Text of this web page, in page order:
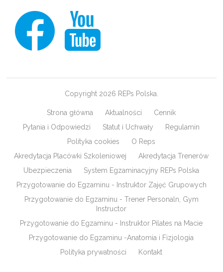
Copyright 2026 REPs Polska.
Strona główna Aktualności
Cennik
Pytania i Odpowiedzi
Statut i Uchwały
Regulamin
Polityka cookies
O Reps
Akredytacja Placówki Szkoleniowej
Akredytacja Trenerów
Ubezpieczenia
System Egzaminacyjny REPs Polska
Przygotowanie do Egzaminu - Instruktor Zajęć Grupowych
Przygotowanie do Egzaminu - Trener Personaln, Gym
Instructor
Przygotowanie do Egzaminu - Instruktor Pilates na Macie
Przygotowanie do Egzaminu -Anatomia i Fizjologia
Polityka prywatności
Kontakt